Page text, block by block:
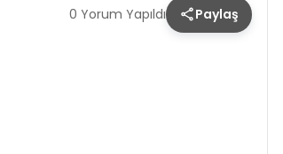
0 Yorum Yapıldı Paylaş